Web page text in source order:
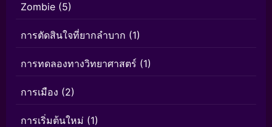
Zombie (5)
การตัดสินใจที่ยากลำบาก (1)
การทดลองทางวิทยาศาสตร์ (1)
การเมือง (2)
การเริ่มต้นใหม่ (1)